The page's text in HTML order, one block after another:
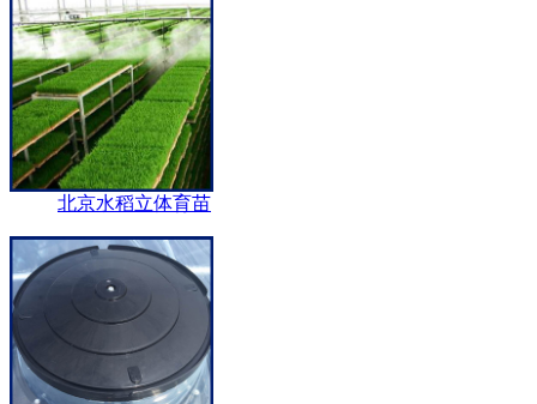
北京水稻立体育苗